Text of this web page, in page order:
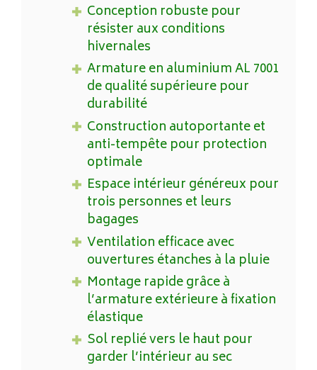
Conception robuste pour
résister aux conditions
hivernales
Armature en aluminium AL 7001
de qualité supérieure pour
durabilité
Construction autoportante et
anti-tempête pour protection
optimale
Espace intérieur généreux pour
trois personnes et leurs
bagages
Ventilation efficace avec
ouvertures étanches à la pluie
Montage rapide grâce à
l’armature extérieure à fixation
élastique
Sol replié vers le haut pour
garder l’intérieur au sec